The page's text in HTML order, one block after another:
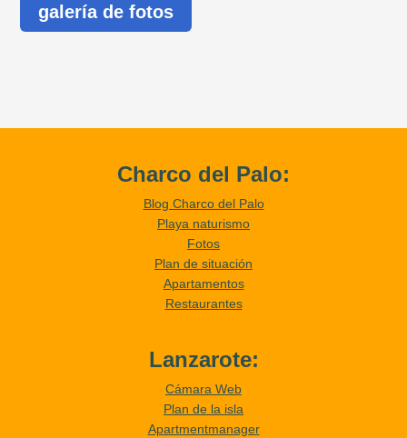
galería de fotos
Charco del Palo:
Blog Charco del Palo
Playa naturismo
Fotos
Plan de situación
Apartamentos
Restaurantes
Lanzarote:
Cámara Web
Plan de la isla
Apartmentmanager